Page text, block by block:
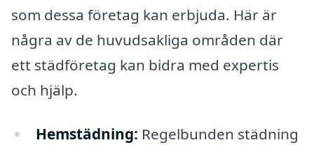
som dessa företag kan erbjuda. Här är
några av de huvudsakliga områden där
ett städföretag kan bidra med expertis
och hjälp.
Hemstädning: Regelbunden städning